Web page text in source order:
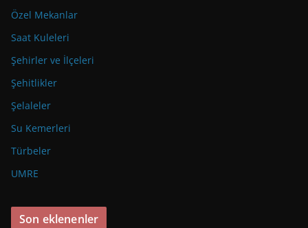
Özel Mekanlar
Saat Kuleleri
Şehirler ve İlçeleri
Şehitlikler
Şelaleler
Su Kemerleri
Türbeler
UMRE
Son eklenenler